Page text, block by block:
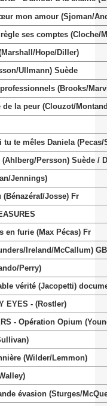
mon amour (Sjoman/
ses comptes (Cloche/
Hope/Diller)
Ullmann) Suède
(Brooks/
de la peur (Clouzot/
tu te mêles Daniela
(Ahlberg/Persson) Suède /
Jennings)
Josse) Fr
en furie (Max Pécas) Fr
Ireland/McCallum) GB
Perry)
vérité (Jacopetti)
EYES - (Rostler)
- Opération Opium
(Wilder/Lemmon)
évasion (Sturges/